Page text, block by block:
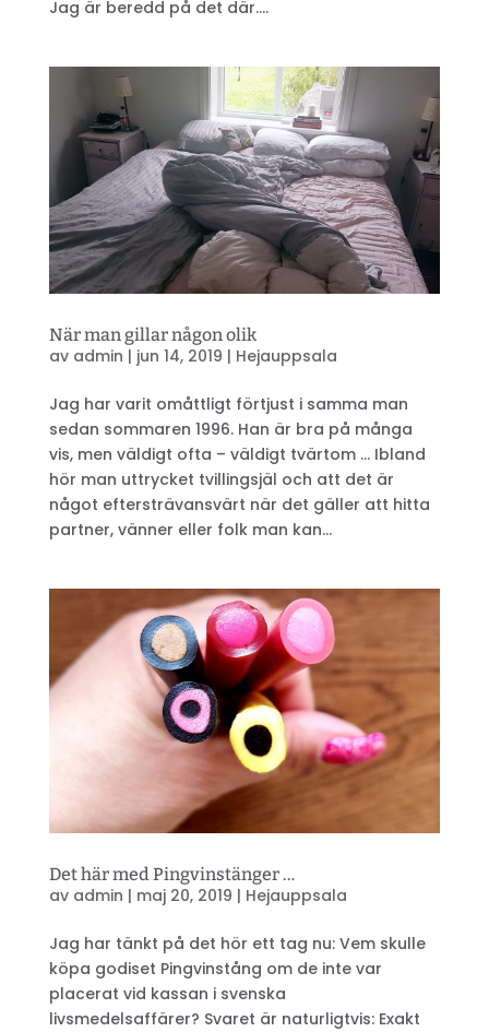
Jag är beredd på det där....
När man gillar någon olik
av admin | jun 14, 2019 | Hejauppsala
Jag har varit omåttligt förtjust i samma man
sedan sommaren 1996. Han är bra på många
vis, men väldigt ofta – väldigt tvärtom … Ibland
hör man uttrycket tvillingsjäl och att det är
något eftersträvansvärt när det gäller att hitta
partner, vänner eller folk man kan...
Det här med Pingvinstänger …
av admin | maj 20, 2019 | Hejauppsala
Jag har tänkt på det hör ett tag nu: Vem skulle
köpa godiset Pingvinstång om de inte var
placerat vid kassan i svenska
livsmedelsaffärer? Svaret är naturligtvis: Exakt